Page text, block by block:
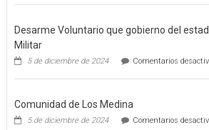
Desarme Voluntario que gobierno del
Militar
5 de diciembre de 2024 Comentarios
Comunidad de Los Medina
5 de diciembre de 2024 Comentarios